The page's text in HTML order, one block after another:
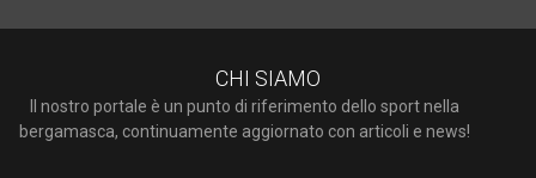
CHI SIAMO
Il nostro portale è un punto di riferimento dello sport nella
bergamasca, continuamente aggiornato con articoli e news!